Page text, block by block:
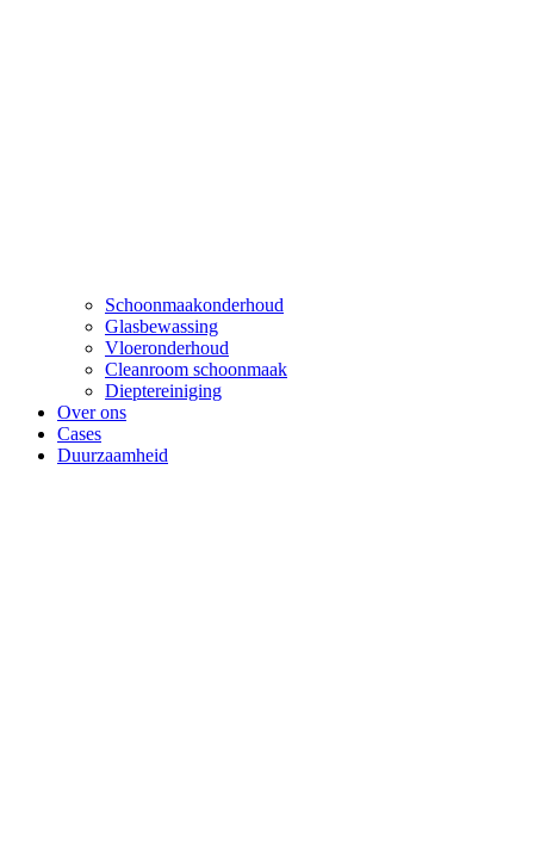
Schoonmaakonderhoud
Glasbewassing
Vloeronderhoud
Cleanroom schoonmaak
Dieptereiniging
Over ons
Cases
Duurzaamheid